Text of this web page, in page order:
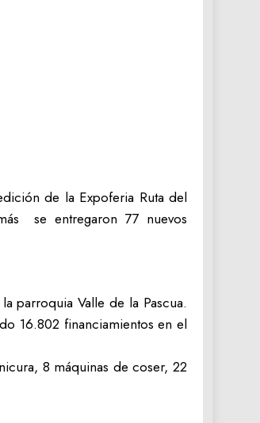
de la Expoferia Ruta del
se entregaron 77 nuevos
parroquia Valle de la Pascua.
16.802 financiamientos en el
8 máquinas de coser, 22